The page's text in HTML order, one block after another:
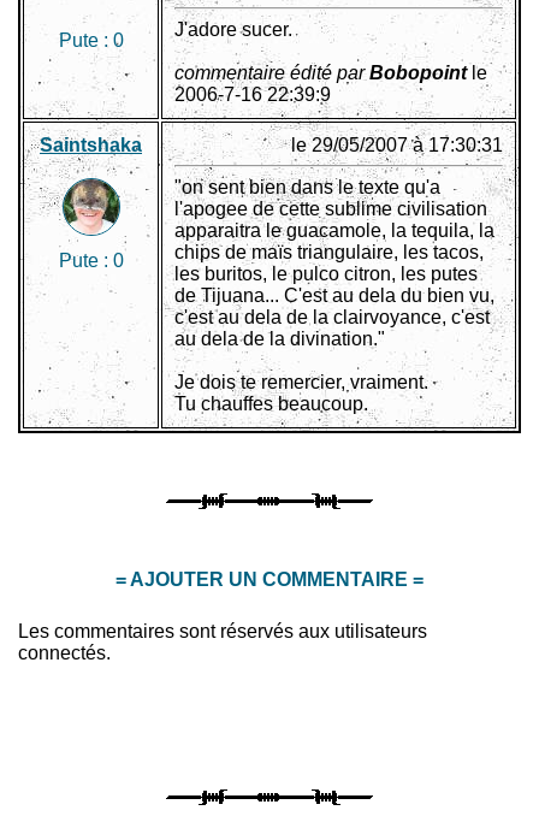
Pute : 0
J'adore sucer.
commentaire édité parBobopointle
2006-7-16 22:39:9
Saintshaka
Pute : 0
le 29/05/2007 à 17:30:31
"on sent bien dans le texte qu'a
l'apogee de cette sublime civilisation
apparaitra le guacamole, la tequila, la
chips de maïs triangulaire, les tacos,
les buritos, le pulco citron, les putes
de Tijuana... C'est au dela du bien vu,
c'est au dela de la clairvoyance, c'est
au dela de la divination."
Je dois te remercier, vraiment.
Tu chauffes beaucoup.
= AJOUTER UN COMMENTAIRE =
Les commentaires sont réservés aux utilisateurs
connectés.